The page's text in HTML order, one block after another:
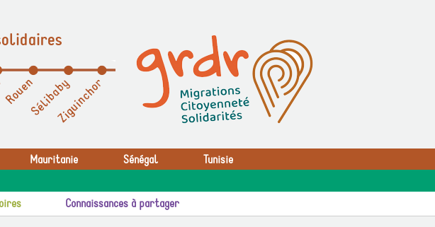
Mauritanie Sénégal Tunisie
Connaissances à partager